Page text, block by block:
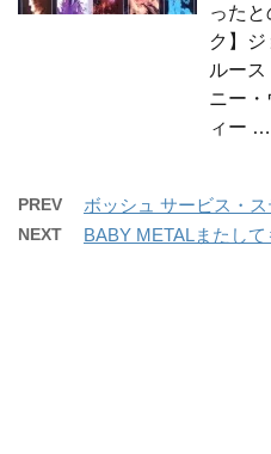
った
ク】
ルー
ニー
ィー …
PREV ボッシュ サービス・
NEXT BABY METALまたして